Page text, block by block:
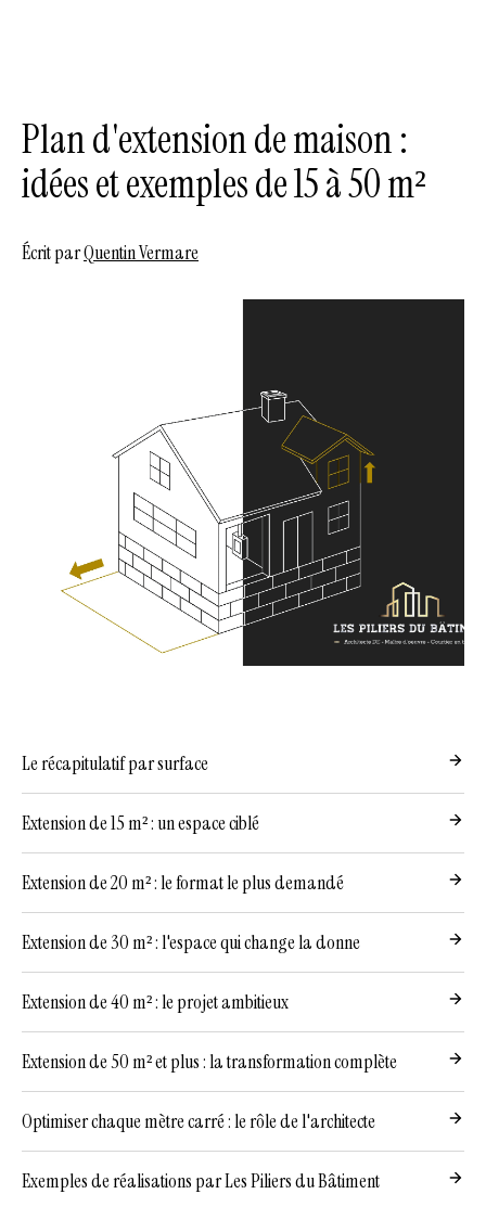
Plan d'extension de maison :
idées et exemples de 15 à 50 m²
Écrit parQuentin Vermare
Le récapitulatif par surface
Extension de 15 m² : un espace ciblé
Extension de 20 m² : le format le plus demandé
Extension de 30 m² : l'espace qui change la donne
Extension de 40 m² : le projet ambitieux
Extension de 50 m² et plus : la transformation complète
Optimiser chaque mètre carré : le rôle de l'architecte
Exemples de réalisations par Les Piliers du Bâtiment